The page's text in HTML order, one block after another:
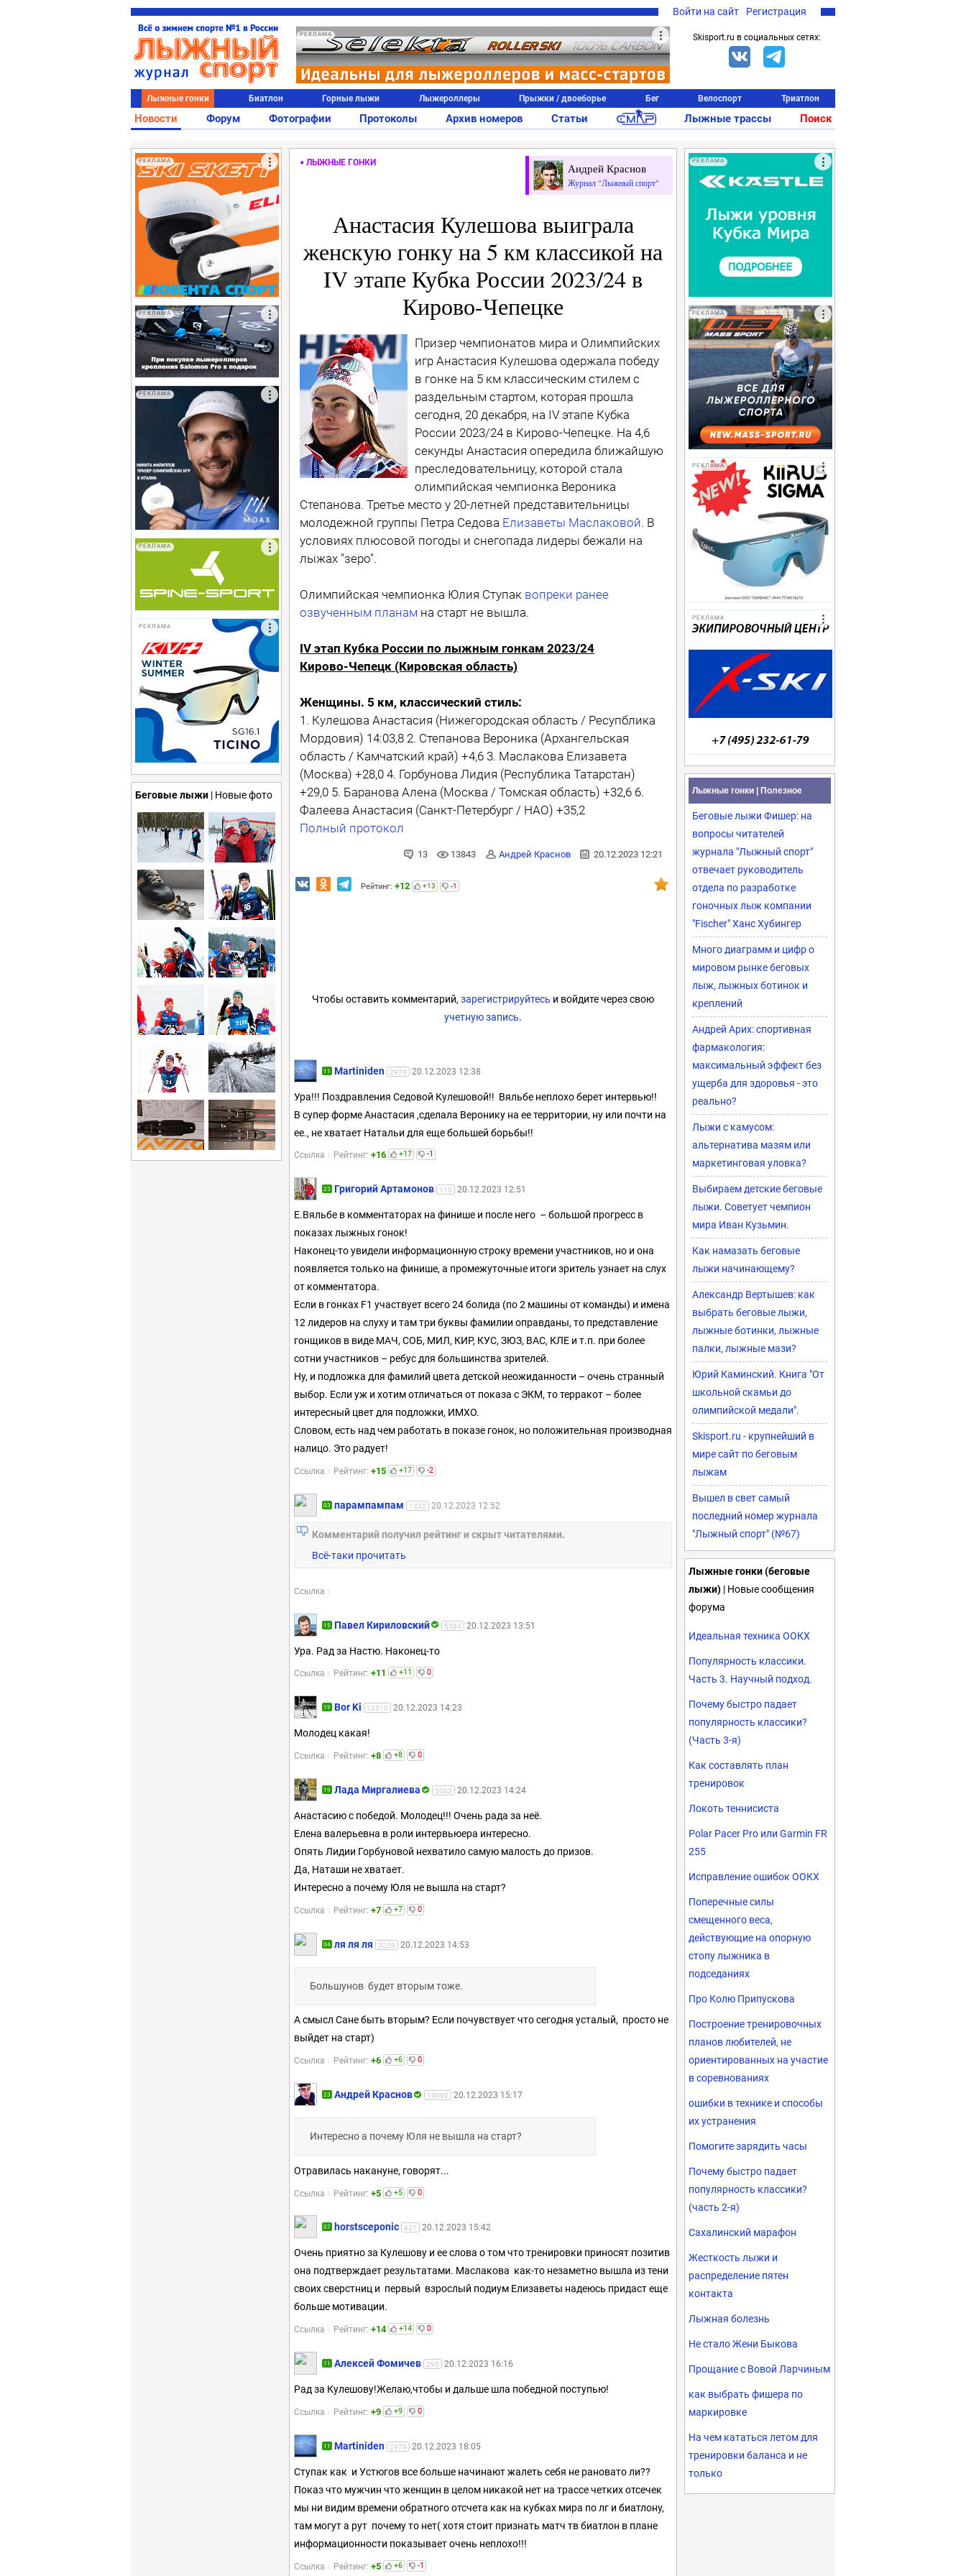
Войти на сайт Регистрация
РЕКЛАМА Skisport.ru в социальных сетях:
Лыжные гонки Биатлон Горные лыжи Лыжероллеры Прыжки / двоеборье Бег Велоспорт Триатлон
Новости Форум Фотографии Протоколы Архив номеров Статьи Лыжные трассы Поиск
РЕКЛАМА
РЕКЛАМА
РЕКЛАМА
РЕКЛАМА
РЕКЛАМА
Беговые лыжи | Новые фото
ЛЫЖНЫЕ ГОНКИ Андрей Краснов
Журнал "Лыжный спорт"
Анастасия Кулешова выиграла
женскую гонку на 5 км классикой на
IV этапе Кубка России 2023/24 в
Кирово-Чепецке
Призер чемпионатов мира и Олимпийских
игр Анастасия Кулешова одержала победу
в гонке на 5 км классическим стилем с
раздельным стартом, которая прошла
сегодня, 20 декабря, на IV этапе Кубка
России 2023/24 в Кирово-Чепецке. На 4,6
секунды Анастасия опередила ближайшую
преследовательницу, которой стала
олимпийская чемпионка Вероника
Степанова. Третье место у 20-летней представительницы
молодежной группы Петра Седова Елизаветы Маслаковой. В
условиях плюсовой погоды и снегопада лидеры бежали на
лыжах "зеро".
Олимпийская чемпионка Юлия Ступак вопреки ранее
озвученным планам на старт не вышла.
IV этап Кубка России по лыжным гонкам 2023/24
Кирово-Чепецк (Кировская область)
Женщины. 5 км, классический стиль:
1. Кулешова Анастасия (Нижегородская область / Ресупблика
Мордовия) 14:03,8 2. Степанова Вероника (Архангельская
область / Камчатский край) +4,6 3. Маслакова Елизавета
(Москва) +28,0 4. Горбунова Лидия (Республика Татарстан)
+29,0 5. Баранова Алена (Москва / Томская область) +32,6 6.
Фалеева Анастасия (Санкт-Петербург / НАО) +35,2
Полный протокол
13 13843 Андрей Краснов 20.12.2023 12:21
Рейтинг: +12 +13 -1
Чтобы оставить комментарий, зарегистрируйтесь и войдите через свою
учетную запись.
11 Martiniden 2979 20.12.2023 12:38
Ура!!! Поздравления Седовой Кулешовой!! Вяльбе неплохо берет интервью!!
В супер форме Анастасия ,сделала Веронику на ее территории, ну или почти на
ее., не хватает Натальи для еще большей борьбы!!
Ссылка Рейтинг: +16 +17 -1
23 Григорий Артамонов 110 20.12.2023 12:51
Е.Вяльбе в комментаторах на финише и после него – большой прогресс в
показах лыжных гонок!
Наконец-то увидели информационную строку времени участников, но и она
появляется только на финише, а промежуточные итоги зритель узнает на слух
от комментатора.
Если в гонках F1 участвует всего 24 болида (по 2 машины от команды) и имена
12 лидеров на слуху и там три буквы фамилии оправданы, то представление
гонщиков в виде МАЧ, СОБ, МИЛ, КИР, КУС, ЗЮЗ, ВАС, КЛЕ и т.п. при более
сотни участников – ребус для большинства зрителей.
Ну, и подложка для фамилий цвета детской неожиданности – очень странный
выбор. Если уж и хотим отличаться от показа с ЭКМ, то терракот – более
интересный цвет для подложки, ИМХО.
Словом, есть над чем работать в показе гонок, но положительная производная
налицо. Это радует!
Ссылка Рейтинг: +15 +17 -2
03 парампампам 1332 20.12.2023 12:52
Комментарий получил рейтинг и скрыт читателями.
Всё-таки прочитать
Ссылка
15 Павел Кириловский 5584 20.12.2023 13:51
Ура. Рад за Настю. Наконец-то
Ссылка Рейтинг: +11 +11 0
19 Bor Ki 12510 20.12.2023 14:23
Молодец какая!
Ссылка Рейтинг: +8 +8 0
19 Лада Миргалиева 5063 20.12.2023 14:24
Анастасию с победой. Молодец!!! Очень рада за неё.
Елена валерьевна в роли интервьюера интересно.
Опять Лидии Горбуновой нехватило самую малость до призов.
Да, Наташи не хватает.
Интересно а почему Юля не вышла на старт?
Ссылка Рейтинг: +7 +7 0
04 ля ля ля 3228 20.12.2023 14:53
Большунов будет вторым тоже.
А смысл Сане быть вторым? Если почувствует что сегодня усталый, просто не
выйдет на старт)
Ссылка Рейтинг: +6 +6 0
23 Андрей Краснов 19092 20.12.2023 15:17
Интересно а почему Юля не вышла на старт?
Отравилась накануне, говорят...
Ссылка Рейтинг: +5 +5 0
07 horstsceponic 421 20.12.2023 15:42
Очень приятно за Кулешову и ее слова о том что тренировки приносят позитив
она подтверждает результатами. Маслакова как-то незаметно вышла из тени
своих сверстниц и первый взрослый подиум Елизаветы надеюсь придаст еще
больше мотивации.
Ссылка Рейтинг: +14 +14 0
11 Алексей Фомичев 295 20.12.2023 16:16
Рад за Кулешову!Желаю,чтобы и дальше шла победной поступью!
Ссылка Рейтинг: +9 +9 0
11 Martiniden 2979 20.12.2023 18:05
Ступак как и Устюгов все больше начинают жалеть себя не рановато ли??
Показ что мужчин что женщин в целом никакой нет на трассе четких отсечек
мы ни видим времени обратного отсчета как на кубках мира по лг и биатлону,
там могут а рут почему то нет( хотя стоит признать матч тв биатлон в плане
информационности показывает очень неплохо!!!
Ссылка Рейтинг: +5 +6 -1
РЕКЛАМА
РЕКЛАМА
РЕКЛАМА
РЕКЛАМА
Лыжные гонки | Полезное
Беговые лыжи Фишер: на
вопросы читателей
журнала "Лыжный спорт"
отвечает руководитель
отдела по разработке
гоночных лыж компании
"Fischer" Ханс Хубингер
Много диаграмм и цифр о
мировом рынке беговых
лыж, лыжных ботинок и
креплений
Андрей Арих: спортивная
фармакология:
максимальный эффект без
ущерба для здоровья - это
реально?
Лыжи с камусом:
альтернатива мазям или
маркетинговая уловка?
Выбираем детские беговые
лыжи. Советует чемпион
мира Иван Кузьмин.
Как намазать беговые
лыжи начинающему?
Александр Вертышев: как
выбрать беговые лыжи,
лыжные ботинки, лыжные
палки, лыжные мази?
Юрий Каминский. Книга "От
школьной скамьи до
олимпийской медали".
Skisport.ru - крупнейший в
мире сайт по беговым
лыжам
Вышел в свет самый
последний номер журнала
"Лыжный спорт" (№67)
Лыжные гонки (беговые
лыжи) | Новые сообщения
форума
Идеальная техника ООКХ
Популярность классики.
Часть 3. Научный подход.
Почему быстро падает
популярность классики?
(Часть 3-я)
Как составлять план
тренировок
Локоть теннисиста
Polar Pacer Pro или Garmin FR
255
Исправление ошибок ООКХ
Поперечные силы
смещенного веса,
действующие на опорную
стопу лыжника в
подседаниях
Про Колю Припускова
Построение тренировочных
планов любителей, не
ориентированных на участие
в соревнованиях
ошибки в технике и способы
их устранения
Помогите зарядить часы
Почему быстро падает
популярность классики?
(часть 2-я)
Сахалинский марафон
Жесткость лыжи и
распределение пятен
контакта
Лыжная болезнь
Не стало Жени Быкова
Прощание с Вовой Ларчиным
как выбрать фишера по
маркировке
На чем кататься летом для
тренировки баланса и не
только